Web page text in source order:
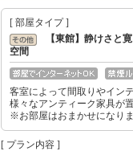
[ 部屋タイプ ]
【東館】静けさと
空間
客室によって間取りやイン
様々なアンティーク家具が
※お部屋はおまかせになり
[ プラン内容 ]